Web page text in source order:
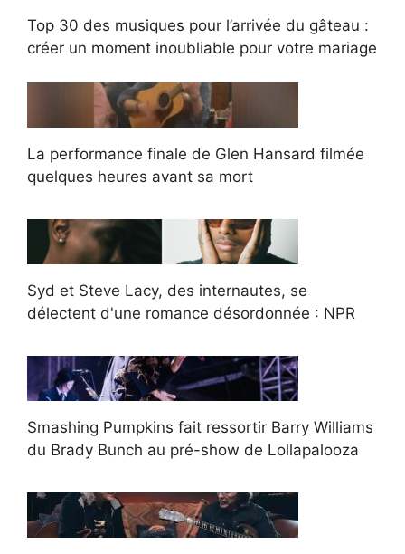
Top 30 des musiques pour l’arrivée du gâteau :
créer un moment inoubliable pour votre mariage
La performance finale de Glen Hansard filmée
quelques heures avant sa mort
Syd et Steve Lacy, des internautes, se
délectent d'une romance désordonnée : NPR
Smashing Pumpkins fait ressortir Barry Williams
du Brady Bunch au pré-show de Lollapalooza